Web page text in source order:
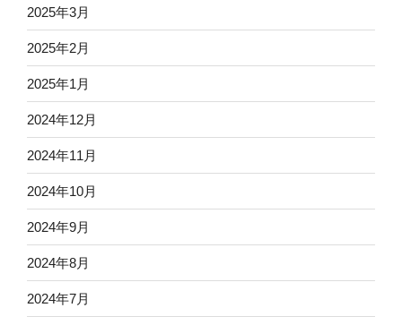
2025年3月
2025年2月
2025年1月
2024年12月
2024年11月
2024年10月
2024年9月
2024年8月
2024年7月